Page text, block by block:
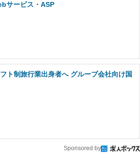
サービス・ASP
ト制旅行業出身者へ グループ会社向け国
Sponsored by